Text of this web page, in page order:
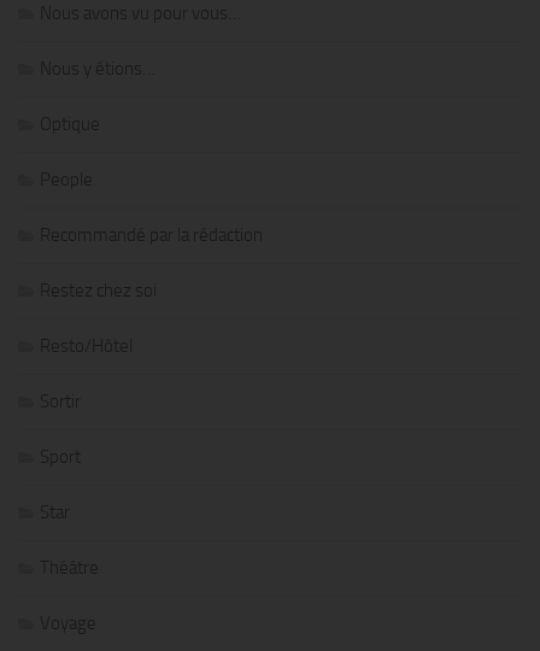
Nous avons vu pour vous…
Nous y étions…
Optique
People
Recommandé par la rédaction
Restez chez soi
Resto/Hôtel
Sortir
Sport
Star
Théâtre
Voyage